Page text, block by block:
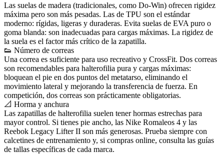
Las suelas de madera (tradicionales, como Do-Win) ofrecen rigidez
máxima pero son más pesadas. Las de TPU son el estándar
moderno: rígidas, ligeras y duraderas. Evita suelas de EVA puro o
goma blanda: son inadecuadas para cargas máximas. La rigidez de
la suela es el factor más crítico de la zapatilla.
👟 Número de correas
Una correa es suficiente para uso recreativo y CrossFit. Dos correas
son recomendables para halterofilia pura y cargas máximas:
bloquean el pie en dos puntos del metatarso, eliminando el
movimiento lateral y mejorando la transferencia de fuerza. En
competición, dos correas son prácticamente obligatorias.
📐 Horma y anchura
Las zapatillas de halterofilia suelen tener hormas estrechas para
mayor control. Si tienes pie ancho, las Nike Romaleos 4 y las
Reebok Legacy Lifter II son más generosas. Prueba siempre con
calcetines de entrenamiento y, si compras online, consulta las guías
de tallas específicas de cada marca.